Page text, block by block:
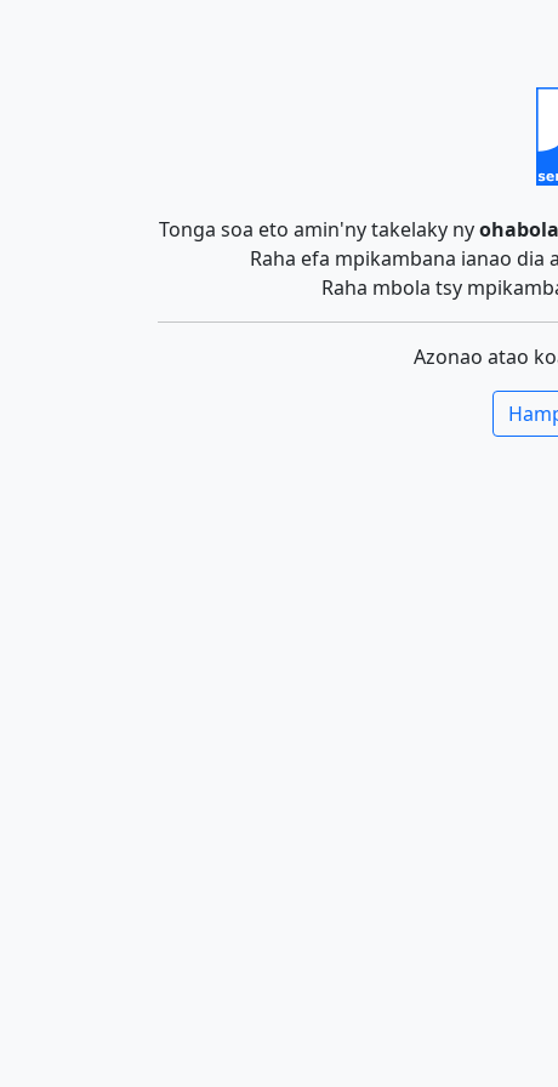
Tonga soa eto amin'ny takelaky ny
Raha efa mpikambana ianao
Raha mbola tsy
Azonao atao